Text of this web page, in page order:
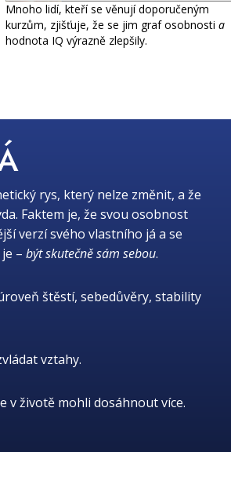
Mnoho lidí, kteří se věnují doporučeným
kurzům, zjišťuje, že se jim graf osobnosti a
hodnota IQ výrazně zlepšily.
rys, který nelze změnit, a že
Faktem je, že svou osobnost
verzí svého vlastního já a se
– být skutečně sám sebou.
štěstí, sebedůvěry, stability
vztahy.
v životě mohli dosáhnout více.